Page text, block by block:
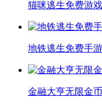
猫咪逃生免费游
地铁逃生免费手
金融大亨无限金